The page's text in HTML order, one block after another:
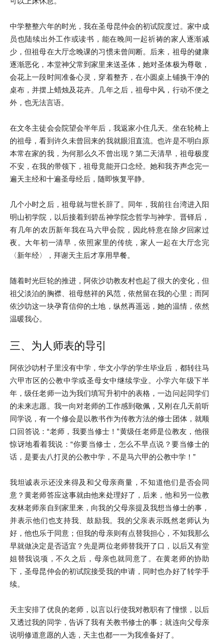
中学整整六年的时光，我在圣母昆仲会的初试院度过。家中成
员也陆续出外工作或读书，能在晚间一起祈祷的家人逐渐减
少，但祖母在大厅念晚课的习惯未曾间断。后来，祖母的健康
逐渐恶化，本堂神父常到家里来送圣体，她对圣体极为尊敬，
会花上一段时间准备心灵，穿着整齐，在小圆桌上铺换干净的
桌布，并摆上蜡烛及花卉。几年之后，祖母中风，行动不便之
外，也无法言语。
在文冬主徒会会院望会半年后，我返家小住几天。坐在轮椅上
的祖母，看到许久未曾回来的我就眼泪直流。也许是不明白原
本常在家的我，为何那么久不曾出现？第二天清早，祖母极度
不安，在我的带领下，祖母竟能开口念经。她和我齐声念完一
遍天主经和十遍圣母经后，随即恢复平静。
几个小时之后，祖母就与世长辞了。同年，我前往台湾进入阳
明山初学院，以后接着到碧岳神学院念哲学与神学。晋铎后，
有几年的农历新年我在马六甲会院，因此特意在除夕回家过
夜。大年初一清早，依照家里的传统，家人一起在大厅念完
〈新年经〉，拜谢天主后才享用早餐。
随着时光巨轮的推进，阿依沙叻教友村也起了很大的变化，但
祖父淡泊的胸襟、祖母慈祥的风范，依然留在我的心里；而阿
依沙叻这一块孕育信仰的土地，纵然再遥远，她的温情，依然
温暖我心。
三、为人师表的导引
阿依沙叻村子里没有中学，华文小学的学生毕业后，都转往马
六甲市区的公教中学或圣母女中继续学业。小学六年级下半
年，级任老师一边为我们填写升初中的表格，一边问起同学们
的未来志愿。我一向对老师的工作感到敬佩，又刚在几天前听
同学说，有一个修会是以教书作为传教方法的修士团体，就顺
口回答说：“老师，我要当修士！”黄级任老师是位教友，他很
惊讶地看着我说：“你要当修士，怎么不早点说？要当修士的
话，是要去八打灵的公教中学，不是马六甲的公教中学！”
我坦诚表示还没来得及和父母亲商量，不知道他们是否会同
意？黄老师答应这事就由他来处理好了，后来，他和另一位教
友林老师亲自到家里来，向我的父母亲提及我想当修士的事，
并表示他们也支持我、鼓励我。我的父亲表示既然老师认为
好，他也乐于同意；但我的母亲则有点替我担心，不知我那么
早就做决定是否适宜？先是两位老师替我开了口，以后又有堂
姐替我说项，不久之后，母亲也就同意了。在黄老师的协助
下，圣母昆仲会的初试院接受我的申请，同时也办好了转学手
续。
天主安排了优良的老师，以言以行使我对教职有了憧憬，以后
又透过我的同学，告诉了我有关教书修士的事；就连向父母亲
说明修道意愿的人选，天主也都一一为我准备好了。